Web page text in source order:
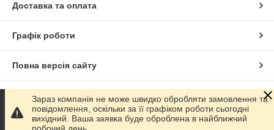
Доставка та оплата
Графік роботи
Повна версія сайту
Сайт створено на маркетплейсі Prom.ua
Політика конфіденційності
Зараз компанія не може швидко обробляти замовлення та
повідомлення, оскільки за її графіком роботи сьогодні
вихідний. Ваша заявка буде оброблена в найближчий